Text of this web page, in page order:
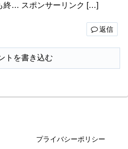
終… スポンサーリンク […]
返信
トを書き込む
プライバシーポリシー